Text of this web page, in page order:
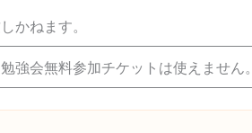
かねます。
強会無料参加チケットは使えません。